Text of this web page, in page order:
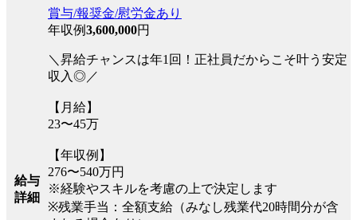
給与
詳細
賞与/報奨金/慰労金あり
年収例3,600,000円
＼昇給チャンスは年1回！正社員だからこそ叶う安定
収入◎／
【月給】
23〜45万
【年収例】
276〜540万円
※経験やスキルを考慮の上で決定します
※残業手当：全額支給（みなし残業代20時間分が含